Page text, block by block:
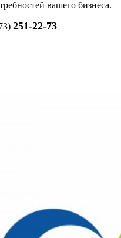
вашего бизнеса.
251-22-73